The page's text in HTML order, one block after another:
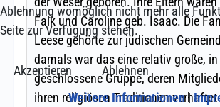
Ablehnung womöglich nicht mehr alle
Seite zur Verfügung stehen.
Akzeptieren
Ablehnen
Weitere Informationen|